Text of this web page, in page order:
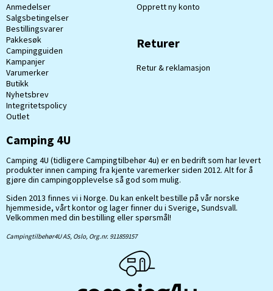
Anmedelser
Salgsbetingelser
Bestillingsvarer
Pakkesøk
Campingguiden
Kampanjer
Varumerker
Butikk
Nyhetsbrev
Integritetspolicy
Outlet
Opprett ny konto
Returer
Retur & reklamasjon
Camping 4U
Camping 4U (tidligere Campingtilbehør 4u) er en bedrift som har levert
produkter innen camping fra kjente varemerker siden 2012. Alt for å
gjøre din campingopplevelse så god som mulig.
Siden 2013 finnes vi i Norge. Du kan enkelt bestille på vår norske
hjemmeside, vårt kontor og lager finner du i Sverige, Sundsvall.
Velkommen med din bestilling eller spørsmål!
Campingtilbehør4U AS, Oslo, Org.nr. 911859157